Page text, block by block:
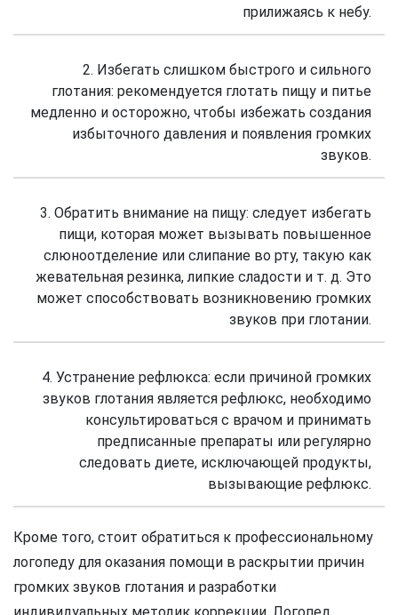
прилижаясь к небу.
2. Избегать слишком быстрого и сильного
глотания: рекомендуется глотать пищу и питье
медленно и осторожно, чтобы избежать создания
избыточного давления и появления громких
звуков.
3. Обратить внимание на пищу: следует избегать
пищи, которая может вызывать повышенное
слюноотделение или слипание во рту, такую как
жевательная резинка, липкие сладости и т. д. Это
может способствовать возникновению громких
звуков при глотании.
4. Устранение рефлюкса: если причиной громких
звуков глотания является рефлюкс, необходимо
консультироваться с врачом и принимать
предписанные препараты или регулярно
следовать диете, исключающей продукты,
вызывающие рефлюкс.
Кроме того, стоит обратиться к профессиональному
логопеду для оказания помощи в раскрытии причин
громких звуков глотания и разработки